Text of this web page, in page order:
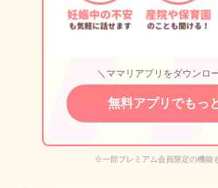
＼ママリアプリをダウンロ
無料アプリでもっ
※一部プレミアム会員限定の機能